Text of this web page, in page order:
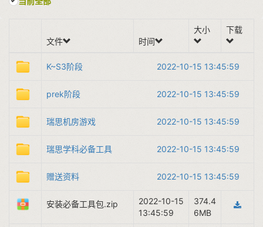
文件 时间
大小 下载
K~S3阶段 2022-10-15 13:45:59
prek阶段 2022-10-15 13:45:59
瑞思机房游戏 2022-10-15 13:45:59
瑞思学科必备工具 2022-10-15 13:45:59
赠送资料 2022-10-15 13:45:59
安装必备工具包.zip
2022-10-15
13:45:59
374.4
6MB